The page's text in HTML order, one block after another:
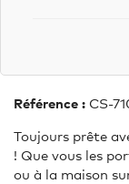
Référence : CS-
Toujours prête
! Que vous les
ou à la maison